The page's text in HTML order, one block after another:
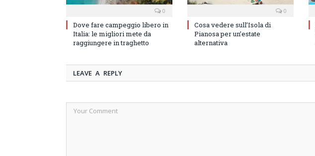
0
Dove fare campeggio libero in
Italia: le migliori mete da
raggiungere in traghetto
0
Cosa vedere sull’Isola di
Pianosa per un’estate
alternativa
LEAVE A REPLY